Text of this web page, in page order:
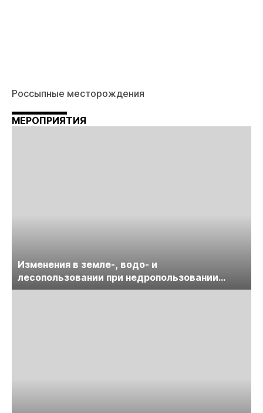
Россыпные месторождения
МЕРОПРИЯТИЯ
Изменения в земле-, водо- и
лесопользовании при недропользовании
обсудят на семинаре «ПравоТЭК»